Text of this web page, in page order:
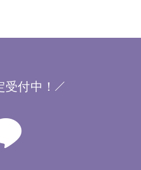
受付中！